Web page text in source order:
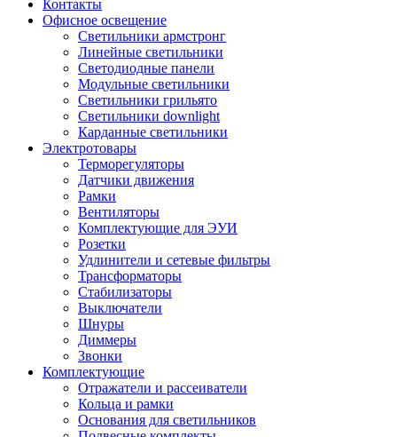
Контакты
Офисное освещение
Светильники армстронг
Линейные светильники
Светодиодные панели
Модульные светильники
Светильники грильято
Светильники downlight
Карданные светильники
Электротовары
Терморегуляторы
Датчики движения
Рамки
Вентиляторы
Комплектующие для ЭУИ
Розетки
Удлинители и сетевые фильтры
Трансформаторы
Стабилизаторы
Выключатели
Шнуры
Диммеры
Звонки
Комплектующие
Отражатели и рассеиватели
Кольца и рамки
Основания для светильников